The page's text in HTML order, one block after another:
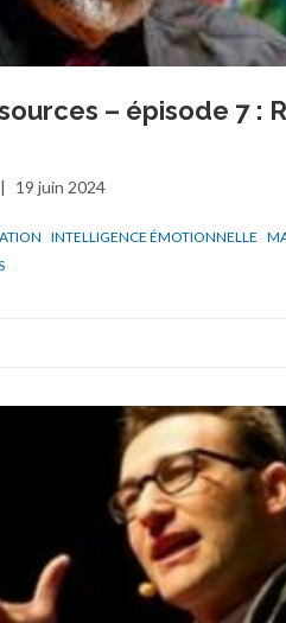
– épisode 7 :
| 19 juin 2024
INTELLIGENCE ÉMOTIONNELLE